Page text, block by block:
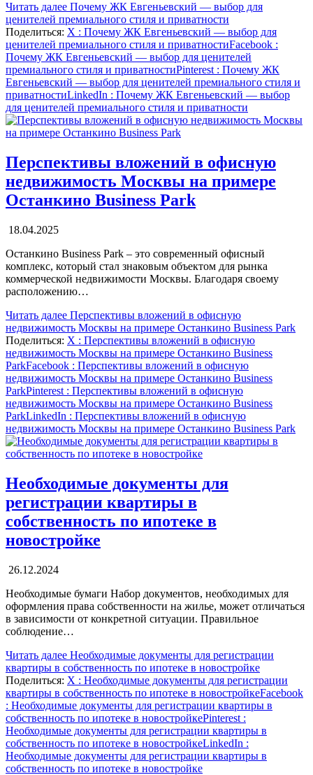
Читать далее Почему ЖК Евгеньевский — выбор для
ценителей премиального стиля и приватности
Поделиться: X : Почему ЖК Евгеньевский — выбор для
ценителей премиального стиля и приватностиFacebook :
Почему ЖК Евгеньевский — выбор для ценителей
премиального стиля и приватностиPinterest : Почему ЖК
Евгеньевский — выбор для ценителей премиального стиля и
приватностиLinkedIn : Почему ЖК Евгеньевский — выбор
для ценителей премиального стиля и приватности
Перспективы вложений в офисную
недвижимость Москвы на примере
Останкино Business Park
18.04.2025
Останкино Business Park – это современный офисный
комплекс, который стал знаковым объектом для рынка
коммерческой недвижимости Москвы. Благодаря своему
расположению…
Читать далее Перспективы вложений в офисную
недвижимость Москвы на примере Останкино Business Park
Поделиться: X : Перспективы вложений в офисную
недвижимость Москвы на примере Останкино Business
ParkFacebook : Перспективы вложений в офисную
недвижимость Москвы на примере Останкино Business
ParkPinterest : Перспективы вложений в офисную
недвижимость Москвы на примере Останкино Business
ParkLinkedIn : Перспективы вложений в офисную
недвижимость Москвы на примере Останкино Business Park
Необходимые документы для
регистрации квартиры в
собственность по ипотеке в
новостройке
26.12.2024
Необходимые бумаги Набор документов, необходимых для
оформления права собственности на жилье, может отличаться
в зависимости от конкретной ситуации. Правильное
соблюдение…
Читать далее Необходимые документы для регистрации
квартиры в собственность по ипотеке в новостройке
Поделиться: X : Необходимые документы для регистрации
квартиры в собственность по ипотеке в новостройкеFacebook
: Необходимые документы для регистрации квартиры в
собственность по ипотеке в новостройкеPinterest :
Необходимые документы для регистрации квартиры в
собственность по ипотеке в новостройкеLinkedIn :
Необходимые документы для регистрации квартиры в
собственность по ипотеке в новостройке